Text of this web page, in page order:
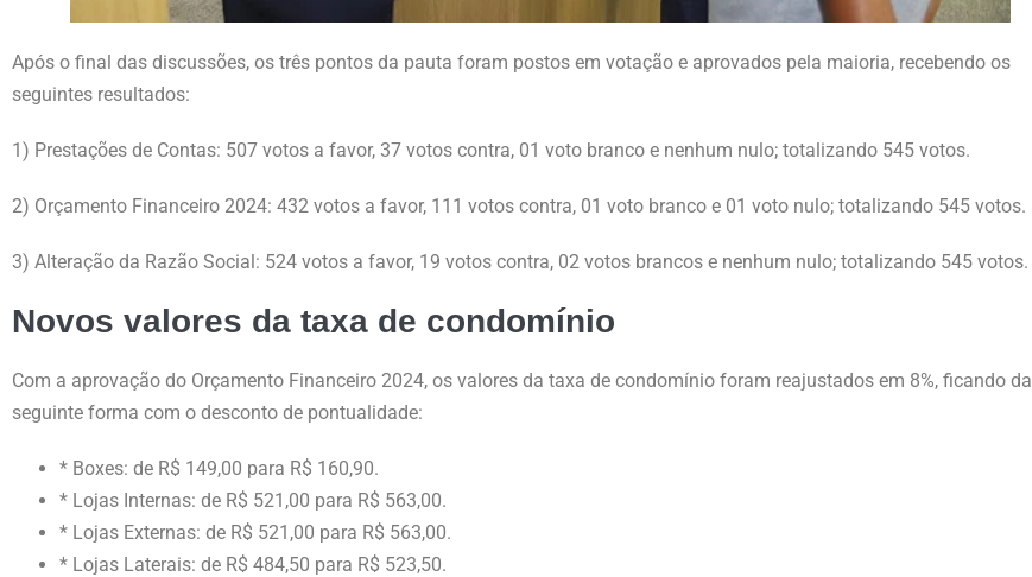
Após o final das discussões, os três pontos da pauta foram postos em votação e aprovados pela maioria, recebendo os
seguintes resultados:
1) Prestações de Contas: 507 votos a favor, 37 votos contra, 01 voto branco e nenhum nulo; totalizando 545 votos.
2) Orçamento Financeiro 2024: 432 votos a favor, 111 votos contra, 01 voto branco e 01 voto nulo; totalizando 545 votos.
3) Alteração da Razão Social: 524 votos a favor, 19 votos contra, 02 votos brancos e nenhum nulo; totalizando 545 votos.
Novos valores da taxa de condomínio
Com a aprovação do Orçamento Financeiro 2024, os valores da taxa de condomínio foram reajustados em 8%, ficando da
seguinte forma com o desconto de pontualidade:
* Boxes: de R$ 149,00 para R$ 160,90.
* Lojas Internas: de R$ 521,00 para R$ 563,00.
* Lojas Externas: de R$ 521,00 para R$ 563,00.
* Lojas Laterais: de R$ 484,50 para R$ 523,50.